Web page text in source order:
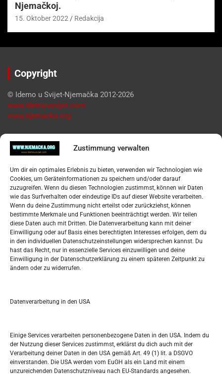
Zustimmung verwalten
Um dir ein optimales Erlebnis zu bieten, verwenden wir Technologien wie
Cookies, um Geräteinformationen zu speichern und/oder darauf
zuzugreifen. Wenn du diesen Technologien zustimmst, können wir Daten
wie das Surfverhalten oder eindeutige IDs auf dieser Website verarbeiten.
Wenn du deine Zustimmung nicht erteilst oder zurückziehst, können
bestimmte Merkmale und Funktionen beeinträchtigt werden. Wir teilen
diese Daten auch mit Dritten. Die Datenverarbeitung kann mit deiner
Einwilligung oder auf Basis eines berechtigten Interesses erfolgen, dem du
in den individuellen Datenschutzeinstellungen widersprechen kannst. Du
hast das Recht, nur in essenzielle Services einzuwilligen und deine
Einwilligung in der Datenschutzerklärung zu einem späteren Zeitpunkt zu
ändern oder zu widerrufen.
Datenverarbeitung in den USA
Einige Services verarbeiten personenbezogene Daten in den USA. Indem du
der Nutzung dieser Services zustimmst, erklärst du dich auch mit der
Verarbeitung deiner Daten in den USA gemäß Art. 49 (1) lit. a DSGVO
einverstanden. Die USA werden vom EuGH als ein Land mit einem
unzureichenden Datenschutzniveau nach EU-Standards angesehen.
Njemačkoj.
15. Oktober 2022 Redakcija
Copyright
© Idemo u Svijet-Njemačka 2012-2026
www.idemousvijet.com
www.njemacka.org
Pregled
Datenschutzerklärung
Widerufsbelehrung
Oglašavanje / Postavite svoj oglas
Tko je “Idemo u Svijet – Njemačka?
Pretražite stranicu:
S
NOVEMBER 2022
M D M D F S
1 2 3 4 5